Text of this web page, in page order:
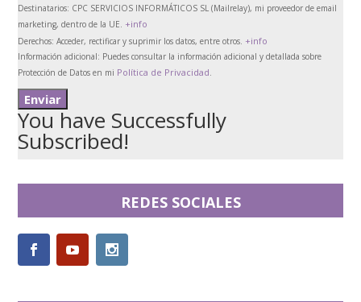
Destinatarios: CPC SERVICIOS INFORMÁTICOS SL (Mailrelay), mi proveedor de email
marketing, dentro de la UE. +info
Derechos: Acceder, rectificar y suprimir los datos, entre otros. +info
Información adicional: Puedes consultar la información adicional y detallada sobre
Protección de Datos en mi Política de Privacidad
You have Successfully
Subscribed!
REDES SOCIALES